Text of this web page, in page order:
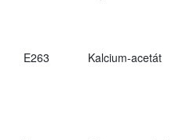
E263 Kalcium-acetát